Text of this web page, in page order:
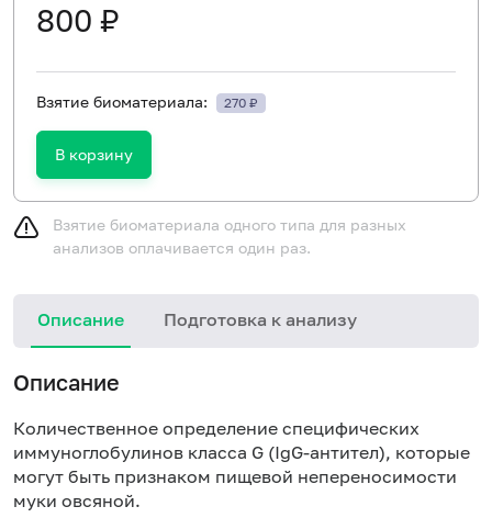
800 ₽
Взятие биоматериала: 270 ₽
В корзину
Взятие биоматериала одного типа для разных
анализов оплачивается один раз.
Описание Подготовка к анализу
Описание
Количественное определение специфических
иммуноглобулинов класса G (IgG-антител), которые
могут быть признаком пищевой непереносимости
муки овсяной.